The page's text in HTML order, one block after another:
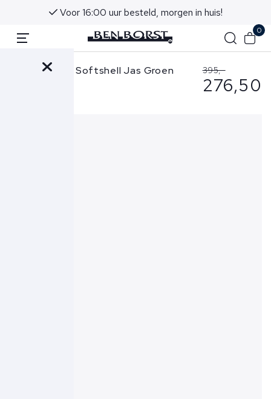
Voor 16:00 uur besteld, morgen in huis!
0
C.P. Company Softshell Jas Groen 395,-
276,50